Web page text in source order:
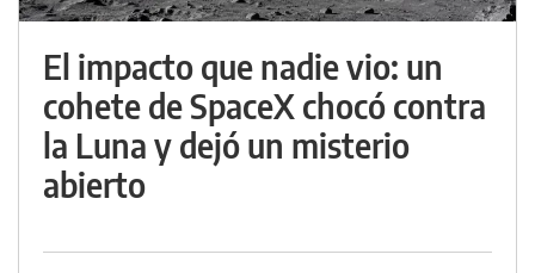
El impacto que nadie vio: un
cohete de SpaceX chocó contra
la Luna y dejó un misterio
abierto